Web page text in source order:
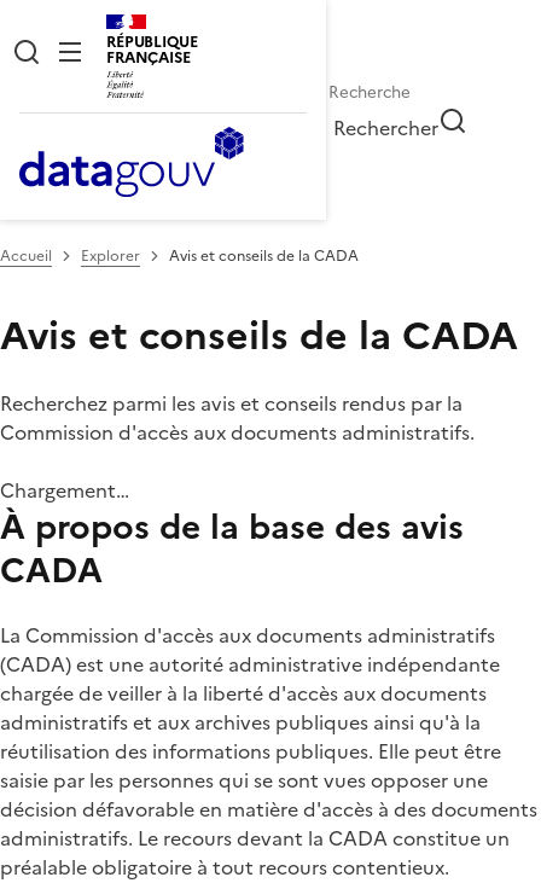
RÉPUBLIQUE
FRANÇAISE
Rechercher
Accueil Explorer Avis et conseils de la CADA
Avis et conseils de la CADA
Recherchez parmi les avis et conseils rendus par la
Commission d'accès aux documents administratifs.
Chargement…
À propos de la base des avis
CADA
La Commission d'accès aux documents administratifs
(CADA) est une autorité administrative indépendante
chargée de veiller à la liberté d'accès aux documents
administratifs et aux archives publiques ainsi qu'à la
réutilisation des informations publiques. Elle peut être
saisie par les personnes qui se sont vues opposer une
décision défavorable en matière d'accès à des documents
administratifs. Le recours devant la CADA constitue un
préalable obligatoire à tout recours contentieux.